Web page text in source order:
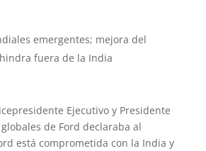
emergentes; mejora del
fuera de la India
Ejecutivo y Presidente
de Ford declaraba al
está comprometida con la India y